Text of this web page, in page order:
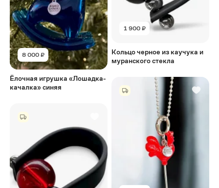
8 000 ₽
Ёлочная игрушка «Лошадка-
качалка» синяя
1 900 ₽
Кольцо черное из каучука и
муранского стекла